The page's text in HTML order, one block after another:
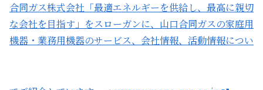
合同ガス株式会社 「最適エネルギーを供給し、最高に親切
な会社を目指す」をスローガンに、山口合同ガスの家庭用
機器・業務用機器のサービス、会社情報、活動情報につい